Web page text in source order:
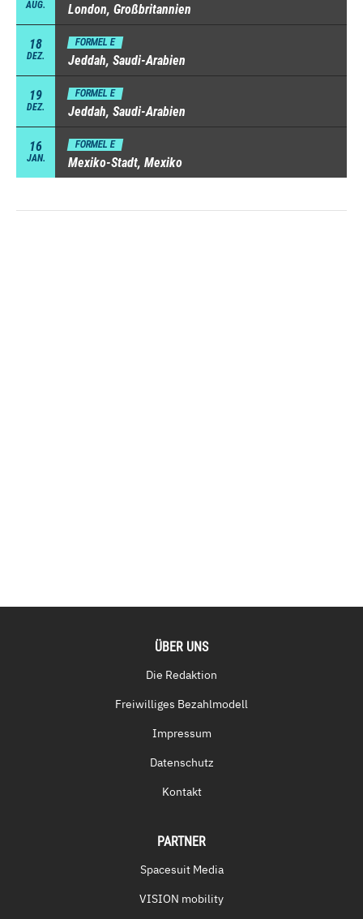
AUG. London, Großbritannien
18
DEZ.
FORMEL E
Jeddah, Saudi-Arabien
19
DEZ.
FORMEL E
Jeddah, Saudi-Arabien
16
JAN.
FORMEL E
Mexiko-Stadt, Mexiko
ÜBER UNS
Die Redaktion
Freiwilliges Bezahlmodell
Impressum
Datenschutz
Kontakt
PARTNER
Spacesuit Media
VISION mobility